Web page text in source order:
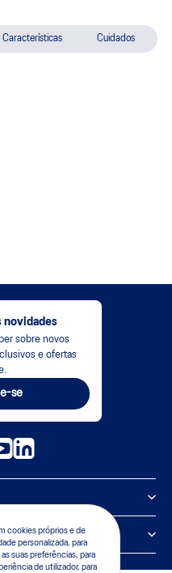
cookies próprios e de
personalizada, para
suas preferências, para
de utilizador, para
Características Cuidados
novidades
sobre novos
e ofertas
se